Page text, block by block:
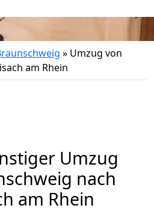
» Umzug von
am Rhein
Umzug
nach
am Rhein